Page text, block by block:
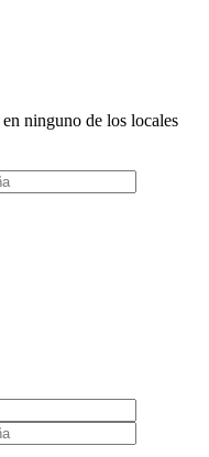
en ninguno de los locales